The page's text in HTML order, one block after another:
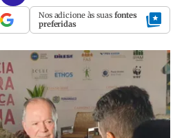
Nos adicione às suas fontes
preferidas